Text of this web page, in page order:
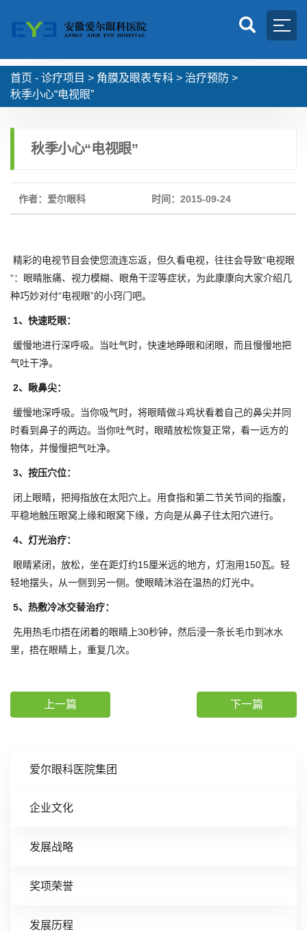
首页 - 诊疗项目 > 角膜及眼表专科 > 治疗预防 >
秋季小心“电视眼”
爱尔眼科医院集团
企业文化
发展战略
奖项荣誉
发展历程
秋季小心“电视眼”
作者：爱尔眼科 时间：2015-09-24
精彩的电视节目会使您流连忘返，但久看电视，往往会导致“电视眼
“：眼睛胀痛、视力模糊、眼角干涩等症状，为此康康向大家介绍几
种巧妙对付“电视眼”的小窍门吧。
1、快速眨眼：
缓慢地进行深呼吸。当吐气时，快速地睁眼和闭眼，而且慢慢地把
气吐干净。
2、瞅鼻尖：
缓慢地深呼吸。当你吸气时，将眼睛做斗鸡状看着自己的鼻尖并同
时看到鼻子的两边。当你吐气时，眼睛放松恢复正常，看一远方的
物体，并慢慢把气吐净。
3、按压穴位：
闭上眼睛，把拇指放在太阳穴上。用食指和第二节关节间的指腹，
平稳地触压眼窝上缘和眼窝下缘，方向是从鼻子往太阳穴进行。
4、灯光治疗：
眼睛紧闭，放松，坐在距灯约15厘米远的地方，灯泡用150瓦。轻
轻地摆头，从一侧到另一侧。使眼睛沐浴在温热的灯光中。
5、热敷冷冰交替治疗：
先用热毛巾捂在闭着的眼睛上30秒钟，然后浸一条长毛巾到冰水
里，捂在眼睛上，重复几次。
上一篇 下一篇